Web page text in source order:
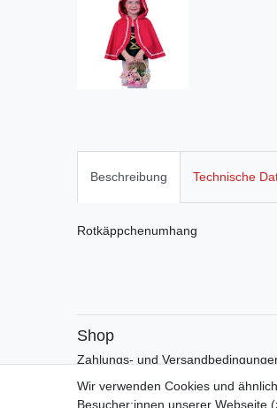
Beschreibung Technische
Rotkäppchenumhang
Shop
Zahlungs- und
Warenkorb
Kasse
Wir verwenden Cookies und
Besucher:innen unserer Webseite